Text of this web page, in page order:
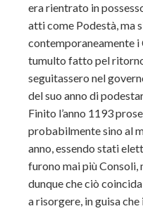
era rientrato in
atti come Podestà, ma
contemporaneamente i
tumulto fatto pel
seguitassero nel
del suo anno di
Finito l’anno 1193
probabilmente sino al
anno, essendo stati
furono mai più Consoli,
dunque che ciò
a risorgere, in guisa